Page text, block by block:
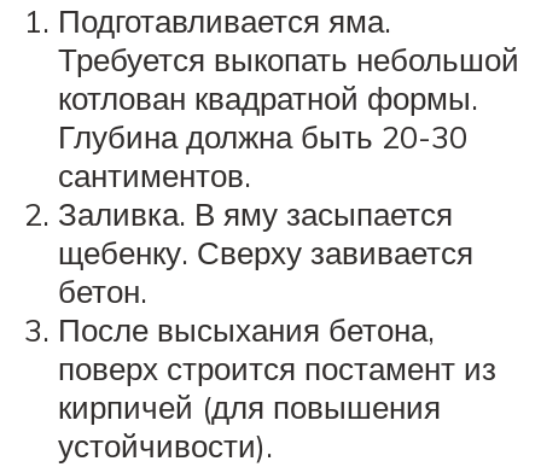
Подготавливается яма.
Требуется выкопать небольшой
котлован квадратной формы.
Глубина должна быть 20-30
сантиментов.
Заливка. В яму засыпается
щебенку. Сверху завивается
бетон.
После высыхания бетона,
поверх строится постамент из
кирпичей (для повышения
устойчивости).